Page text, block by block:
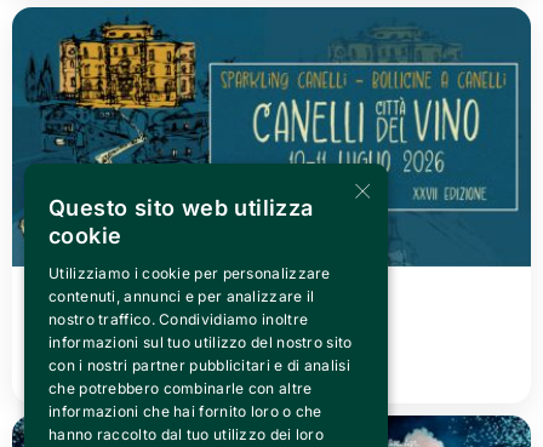
VENERDÌ 03 LUGLIO 2026
Canelli città del Vino 2026
LEGGI TUTTO
×
Questo sito web utilizza
cookie
Utilizziamo i cookie per personalizzare
contenuti, annunci e per analizzare il
nostro traffico. Condividiamo inoltre
informazioni sul tuo utilizzo del nostro sito
con i nostri partner pubblicitari e di analisi
che potrebbero combinarle con altre
informazioni che hai fornito loro o che
hanno raccolto dal tuo utilizzo dei loro